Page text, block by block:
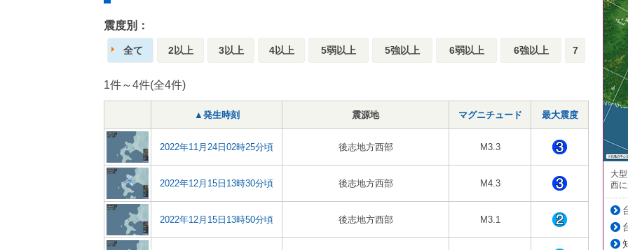
震度別：
全て 2以上 3以上 4以上 5弱以上 5強以上 6弱以上 6強以上 7
1件～4件(全4件)
▲発生時刻 震源地 マグニチュード 最大震度
2022年11月24日02時25分頃 後志地方西部 M3.3
2022年12月15日13時30分頃 後志地方西部 M4.3
2022年12月15日13時50分頃 後志地方西部 M3.1
大
西